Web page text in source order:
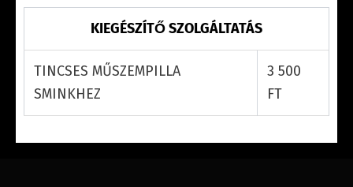
KIEGÉSZÍTŐ SZOLGÁLTATÁS
TINCSES MŰSZEMPILLA
SMINKHEZ
3 500
FT